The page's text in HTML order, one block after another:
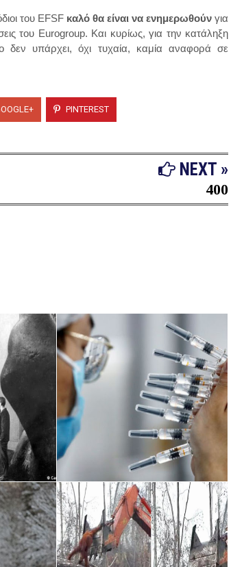
του EFSF καλό θα είναι να ενημερωθούνγια
του Eurogroup. Και κυρίως, για την κατάληξη
δεν υπάρχει, όχι τυχαία, καμία αναφορά σε
PINTEREST
NEXT »
400